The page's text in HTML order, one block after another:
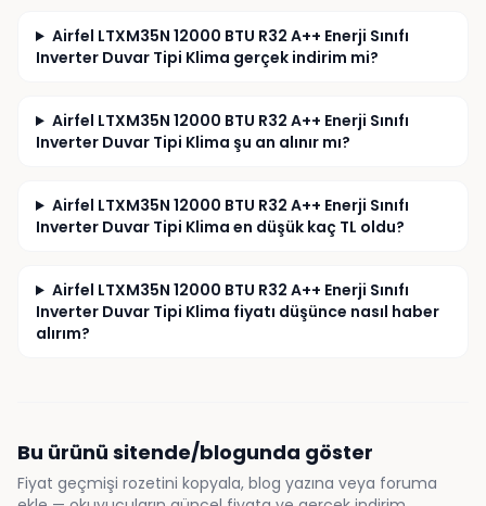
Airfel LTXM35N 12000 BTU R32 A++ Enerji Sınıfı
Inverter Duvar Tipi Klima gerçek indirim mi?
Airfel LTXM35N 12000 BTU R32 A++ Enerji Sınıfı
Inverter Duvar Tipi Klima şu an alınır mı?
Airfel LTXM35N 12000 BTU R32 A++ Enerji Sınıfı
Inverter Duvar Tipi Klima en düşük kaç TL oldu?
Airfel LTXM35N 12000 BTU R32 A++ Enerji Sınıfı
Inverter Duvar Tipi Klima fiyatı düşünce nasıl haber
alırım?
Bu ürünü sitende/blogunda göster
Fiyat geçmişi rozetini kopyala, blog yazına veya foruma